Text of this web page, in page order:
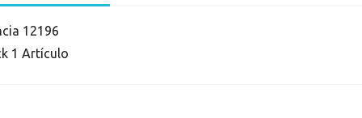
12196
1 Artículo